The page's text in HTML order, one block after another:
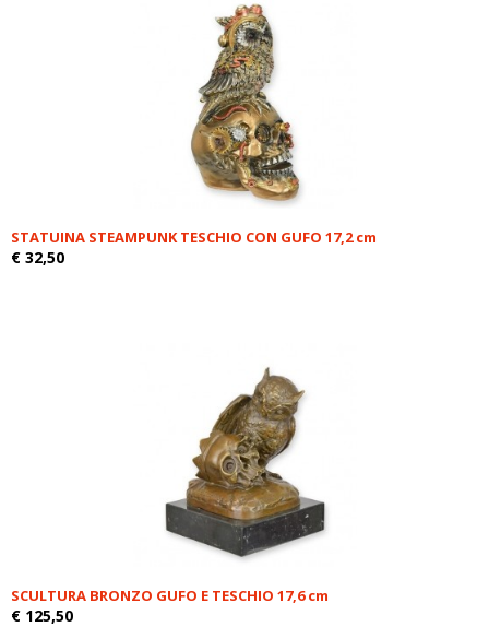
STATUINA STEAMPUNK TESCHIO CON GUFO 17,2 cm
€ 32,50
SCULTURA BRONZO GUFO E TESCHIO 17,6 cm
€ 125,50